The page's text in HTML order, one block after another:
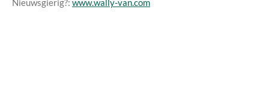
Nieuwsgierig?: www.wally-van.com